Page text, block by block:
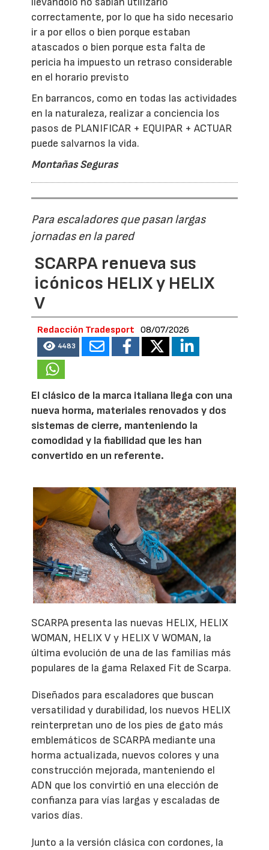
correctamente, por lo que ha sido necesario
ir a por ellos o bien porque estaban
atascados o bien porque esta falta de
pericia ha impuesto un retraso considerable
en el horario previsto
En barrancos, como en todas las actividades
en la naturaleza, realizar a conciencia los
pasos de PLANIFICAR + EQUIPAR + ACTUAR
puede salvarnos la vida.
Montañas Seguras
Para escaladores que pasan largas
jornadas en la pared
SCARPA renueva sus
icónicos HELIX y HELIX
V
Redacción Tradesport 08/07/2026
4483
El clásico de la marca italiana llega con una
nueva horma, materiales renovados y dos
sistemas de cierre, manteniendo la
comodidad y la fiabilidad que les han
convertido en un referente.
SCARPA presenta las nuevas HELIX, HELIX
WOMAN, HELIX V y HELIX V WOMAN, la
última evolución de una de las familias más
populares de la gama Relaxed Fit de Scarpa.
Diseñados para escaladores que buscan
versatilidad y durabilidad, los nuevos HELIX
reinterpretan uno de los pies de gato más
emblemáticos de SCARPA mediante una
horma actualizada, nuevos colores y una
construcción mejorada, manteniendo el
ADN que los convirtió en una elección de
confianza para vías largas y escaladas de
varios días.
Junto a la versión clásica con cordones, la